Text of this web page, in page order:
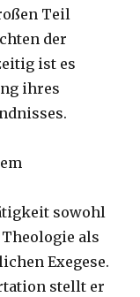
Teil
der
ist es
ihres
sowohl
als
Exegese.
stellt er